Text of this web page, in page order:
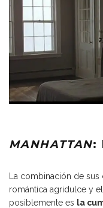
MANHATTAN:
La combinación de
romántica agridulce y
posiblemente es la